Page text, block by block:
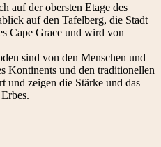
auf der obersten Etage des
auf den Tafelberg, die Stadt
Cape Grace und wird von
sind von den Menschen und
Kontinents und den traditionellen
und zeigen die Stärke und das